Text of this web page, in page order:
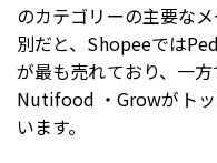
のカテゴリーの主要な
別だと、Shopeeでは
が最も売れており、一
Nutifood ・Growがトッ
います。